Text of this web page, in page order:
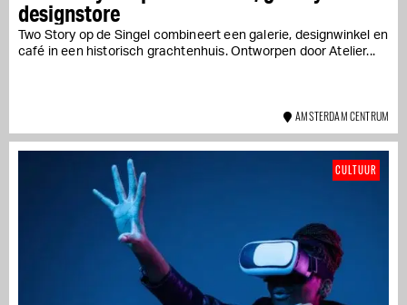
designstore
Two Story op de Singel combineert een galerie, designwinkel en
café in een historisch grachtenhuis. Ontworpen door Atelier...
AMSTERDAM CENTRUM
CULTUUR